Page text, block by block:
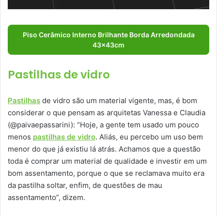
Piso Cerâmico Interno Brilhante Borda Arredondada
43x43cm
Pastilhas de vidro
Pastilhas de vidro são um material vigente, mas, é bom
considerar o que pensam as arquitetas Vanessa e Claudia
(@paivaepassarini): “Hoje, a gente tem usado um pouco
menos pastilhas de vidro. Aliás, eu percebo um uso bem
menor do que já existiu lá atrás. Achamos que a questão
toda é comprar um material de qualidade e investir em um
bom assentamento, porque o que se reclamava muito era
da pastilha soltar, enfim, de questões de mau
assentamento”, dizem.